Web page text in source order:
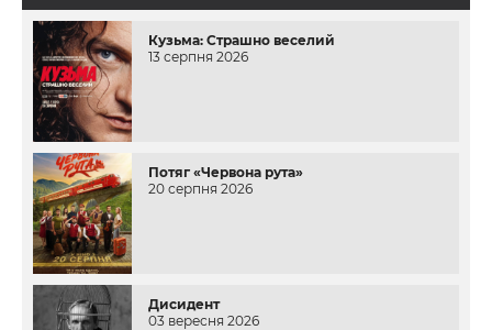
Кузьма: Страшно веселий
13 серпня 2026
Потяг «Червона рута»
20 серпня 2026
Дисидент
03 вересня 2026